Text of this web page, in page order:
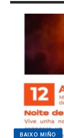
BAIXO MIÑO